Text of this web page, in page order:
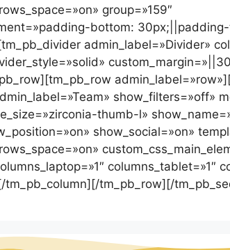
group=»159″
bottom:
admin_label=»Divider»
show_filters=»off»
thumb-l»
show_social=»on»
columns_tablet=»1″
tm_pb_column][/tm_pb_row][/